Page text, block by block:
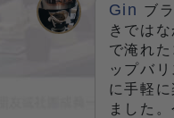
Gin ブ
きでは
で淹れ
ップバ
に手軽
ました